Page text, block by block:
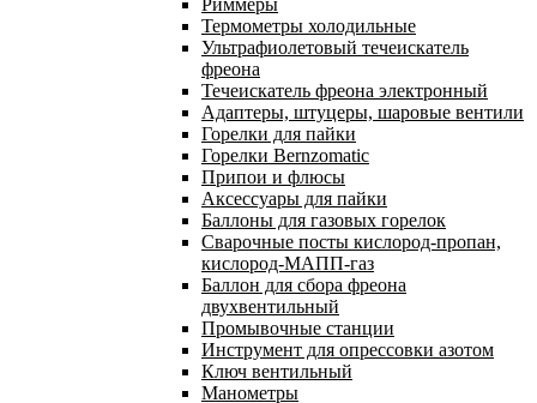
Риммеры
Термометры холодильные
Ультрафиолетовый течеискатель
фреона
Течеискатель фреона электронный
Адаптеры, штуцеры, шаровые вентили
Горелки для пайки
Горелки Bernzomatic
Припои и флюсы
Аксессуары для пайки
Баллоны для газовых горелок
Сварочные посты кислород-пропан,
кислород-МАПП-газ
Баллон для сбора фреона
двухвентильный
Промывочные станции
Инструмент для опрессовки азотом
Ключ вентильный
Манометры